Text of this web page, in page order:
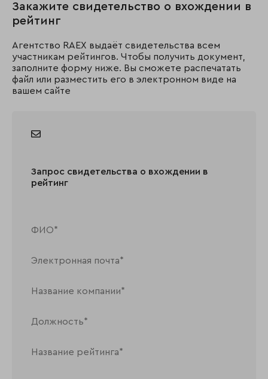
Закажите свидетельство о вхождении в
рейтинг
Агентство RAEX выдаёт свидетельства всем
участникам рейтингов. Чтобы получить документ,
заполните форму ниже. Вы сможете распечатать
файл или разместить его в электронном виде на
вашем сайте
Запрос свидетельства о вхождении в
рейтинг